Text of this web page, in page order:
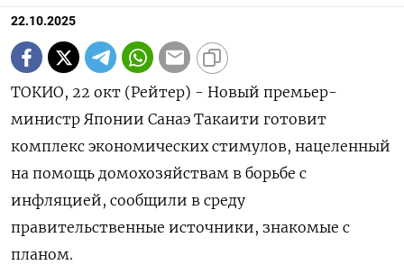
22.10.2025
ТОКИО, 22 окт (Рейтер) - Новый премьер-
министр Японии Санаэ Такаити готовит
комплекс экономических стимулов, нацеленный
на помощь домохозяйствам в борьбе с
инфляцией, сообщили в среду
правительственные источники, знакомые с
планом.